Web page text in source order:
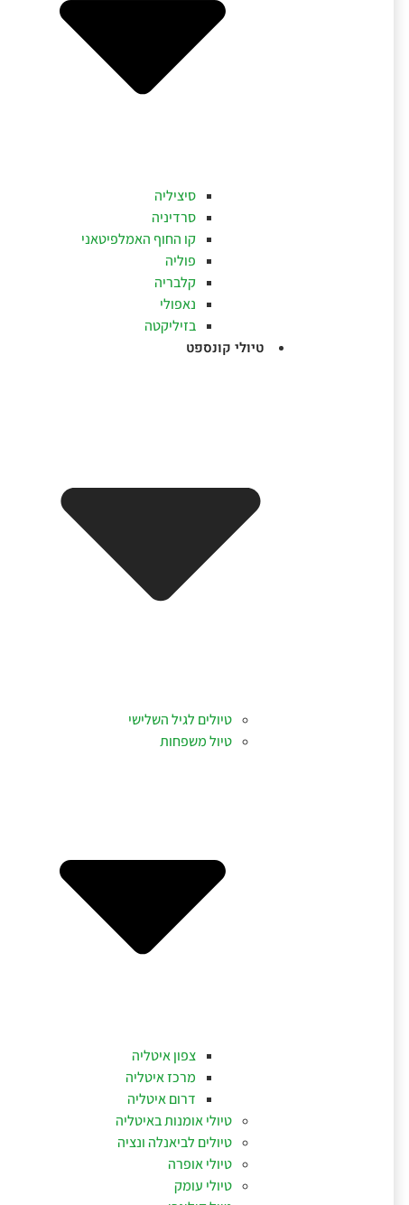
סיציליה
סרדיניה
קו החוף האמלפיטאני
פוליה
קלבריה
נאפולי
בזיליקטה
טיולי קונספט
טיולים לגיל השלישי
טיול משפחות
צפון איטליה
מרכז איטליה
דרום איטליה
טיולי אומנות באיטליה
טיולים לביאנלה ונציה
טיולי אופרה
טיולי עומק